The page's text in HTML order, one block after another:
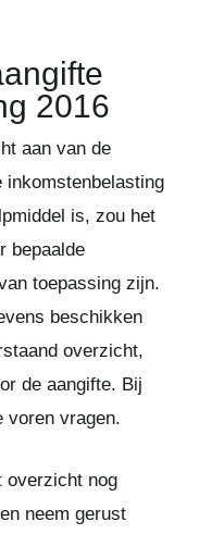
2016
aan van de
inkomstenbelasting
is, zou het
bepaalde
toepassing zijn.
beschikken
overzicht,
de aangifte. Bij
voren vragen.
overzicht nog
neem gerust